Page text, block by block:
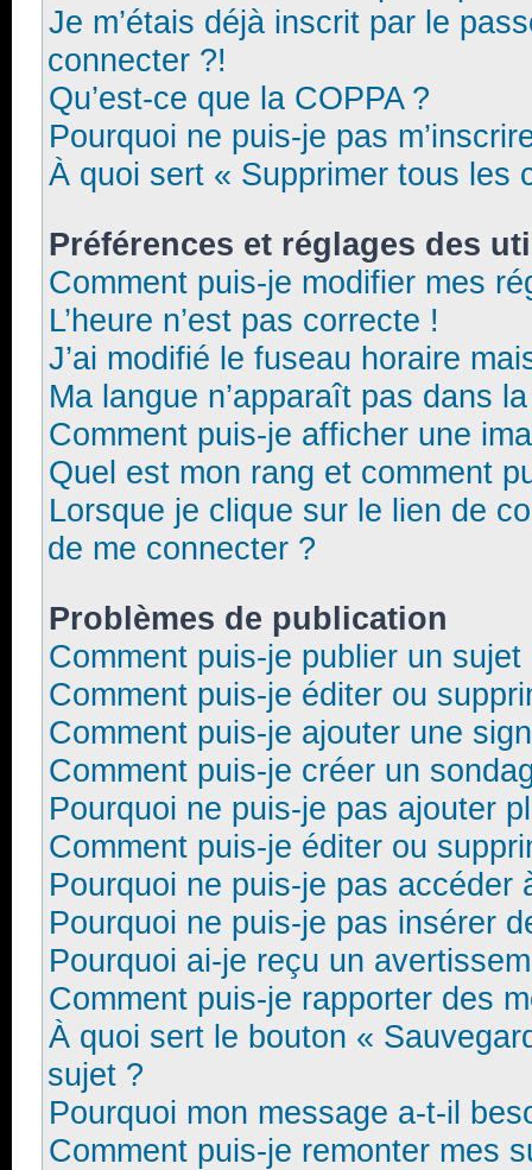
Je m’étais déjà inscrit par le
connecter ?!
Qu’est-ce que la COPPA ?
Pourquoi ne puis-je pas
À quoi sert « Supprimer tous les
Préférences et réglages des
Comment puis-je modifier mes
L’heure n’est pas correcte !
J’ai modifié le fuseau horaire
Ma langue n’apparaît pas dans
Comment puis-je afficher une
Quel est mon rang et comment
Lorsque je clique sur le lien de
de me connecter ?
Problèmes de publication
Comment puis-je publier un
Comment puis-je éditer ou
Comment puis-je ajouter une
Comment puis-je créer un
Pourquoi ne puis-je pas ajouter
Comment puis-je éditer ou
Pourquoi ne puis-je pas accéder
Pourquoi ne puis-je pas insérer
Pourquoi ai-je reçu un
Comment puis-je rapporter des
À quoi sert le bouton «
sujet ?
Pourquoi mon message a-t-il
Comment puis-je remonter mes